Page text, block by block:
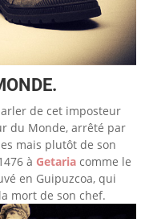
de cet imposteur
du Monde, arrêté par
mais plutôt de son
à Getaria comme le
en Guipuzcoa, qui
mort de son chef.